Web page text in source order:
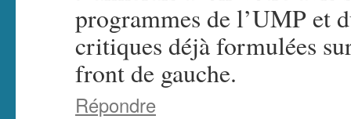
programmes de l’UMP et
critiques déjà formulées
front de gauche.
Répondre